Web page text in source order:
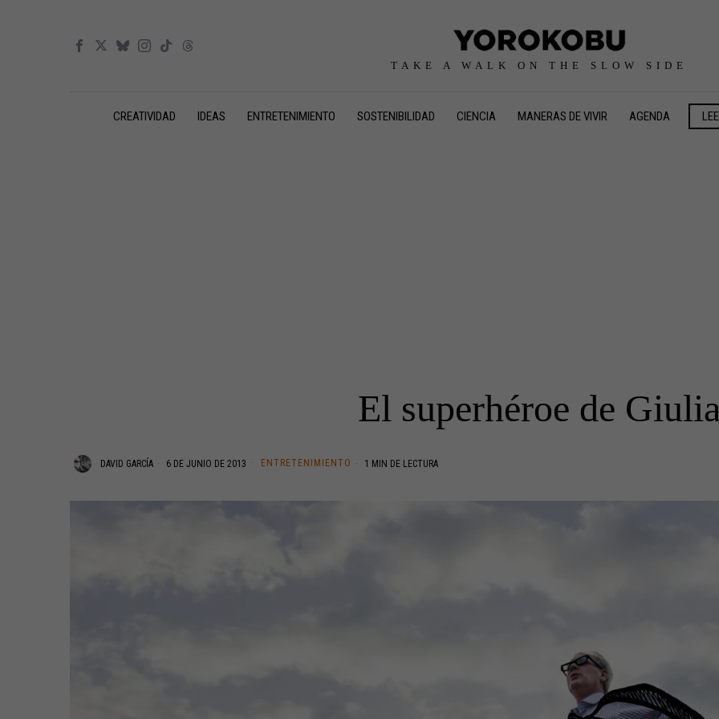
TAKE A WALK ON THE SLOW SIDE
CREATIVIDAD IDEAS ENTRETENIMIENTO SOSTENIBILIDAD CIENCIA MANERAS DE VIVIR AGENDA
El superhéroe de
DAVID GARCÍA 6 DE JUNIO DE 2013 ENTRETENIMIENTO 1 MIN DE LECTURA